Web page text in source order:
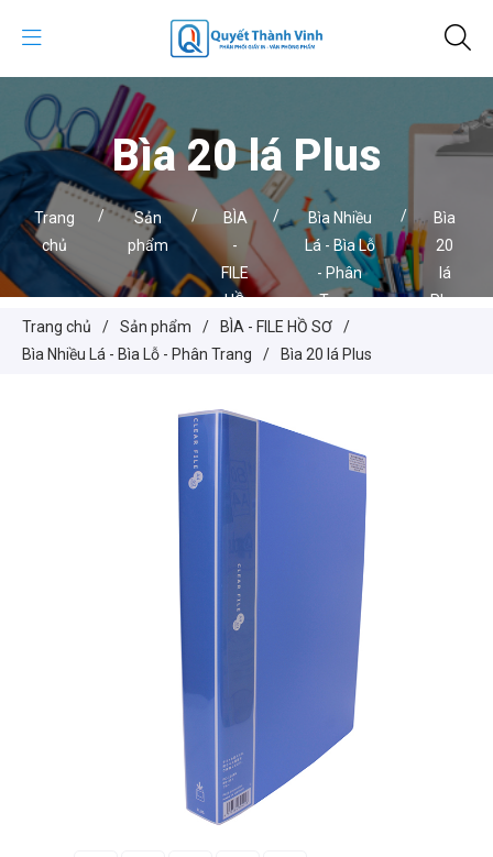
Bìa 20 lá Plus
Trang
chủ
/
Sản
phẩm
/
BÌA
-
FILE
HỒ
SƠ
/
Bìa Nhiều
Lá - Bìa Lỗ
- Phân
Trang
/
Bìa
20
lá
Plus
Trang chủ
/ Sản phẩm / BÌA - FILE HỒ SƠ
/
Bìa Nhiều Lá - Bìa Lỗ - Phân Trang
/ Bìa 20 lá Plus